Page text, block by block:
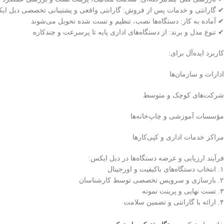
✔ گارانتی و خدمات پس از فروش: گارانتی واقعی و پشتیبانی تخصصی دبل
✔ آماده به کار: دستگاه‌ها نصب، تنظیم و تست شده تحویل می‌شوند
✔ تنوع مدل و برند: از دستگاه‌های اداری پایه تا پرسرعت و چندکاره
کاربرد ایده‌آل برای:
ادارات و سازمان‌ها
شرکت‌های کوچک و متوسط
مؤسسات آموزشی و چاپ‌خانه‌ها
مراکز خدمات اداری و کپی‌کارها
فرآیند ارزیابی و عرضه دستگاه‌ها در دبل ایکس:
۱. انتخاب دستگاه‌های باکیفیت و اورجینال
۲. بازسازی و سرویس تخصصی توسط کارشناسان
۳. تست نهایی و پرینت نمونه
۴. ارائه با گارانتی و تضمین سلامت